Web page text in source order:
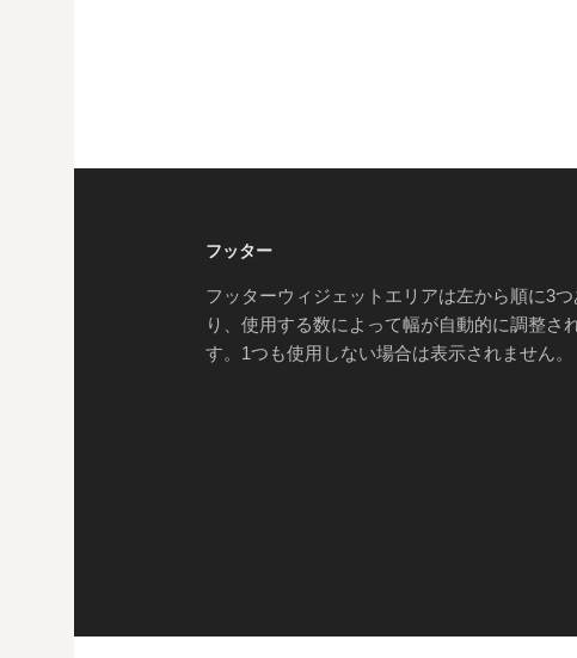
フッター
フッターウィジェットエリアは左から順に3つ
り、使用する数によって幅が自動的に調整さ
す。1つも使用しない場合は表示されません。